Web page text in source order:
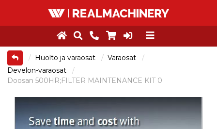
Huolto ja varaosat
Varaosat
Develon-varaosat
Doosan 500HR;FILTER MAINTENANCE KIT 0